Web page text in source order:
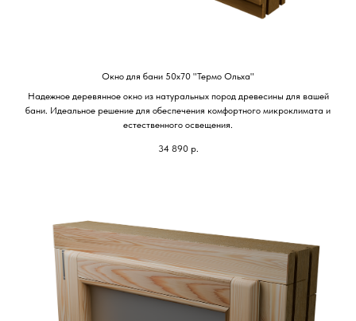
Окно для бани 50х70 "Термо Ольха"
Надежное деревянное окно из натуральных пород древесины для вашей
бани. Идеальное решение для обеспечения комфортного микроклимата и
естественного освещения.
34 890 р.